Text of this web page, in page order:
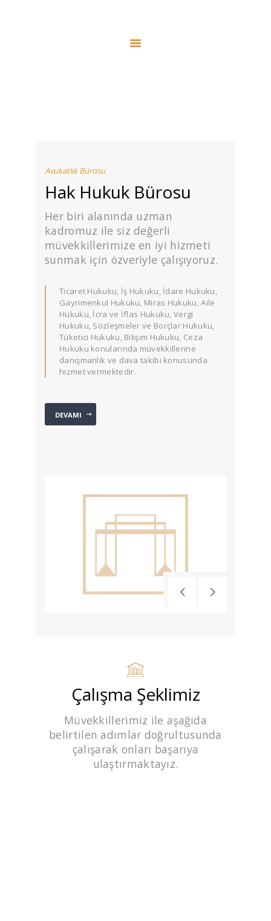
HIZMETLERIMIZ
Avukatlık Bürosu
Hak Hukuk Bürosu
Her biri alanında uzman
kadromuz ile siz değerli
müvekkillerimize en iyi hizmeti
sunmak için özveriyle çalışıyoruz.
Ticaret Hukuku, İş Hukuku, İdare Hukuku,
Gayrimenkul Hukuku, Miras Hukuku, Aile
Hukuku, İcra ve İflas Hukuku, Vergi
Hukuku, Sözleşmeler ve Borçlar Hukuku,
Tüketici Hukuku, Bilişim Hukuku, Ceza
Hukuku konularında müvekkillerine
danışmanlık ve dava takibi konusunda
hizmet vermektedir.
DEVAMI
Çalışma Şeklimiz
Müvekkillerimiz ile aşağıda
belirtilen adımlar doğrultusunda
çalışarak onları başarıya
ulaştırmaktayız.